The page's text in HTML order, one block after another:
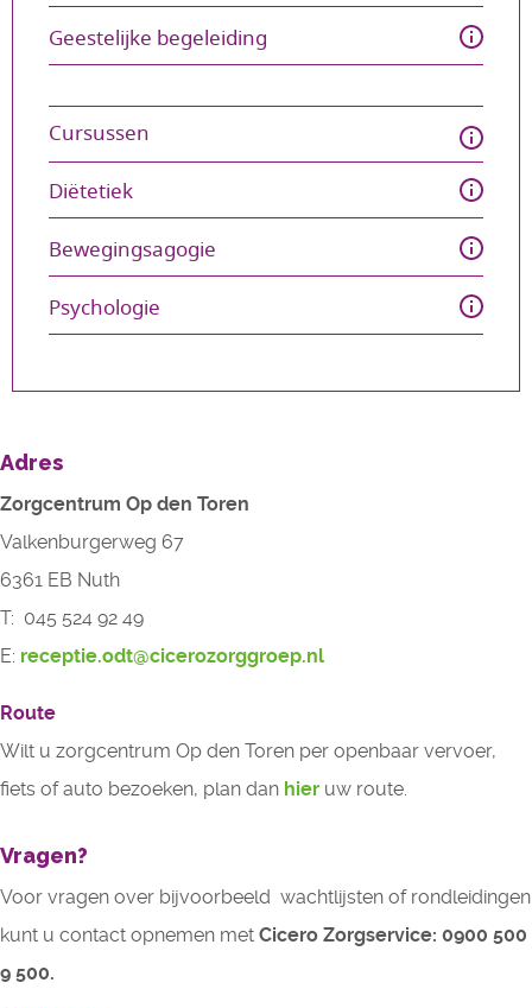
Geestelijke begeleiding
Cursussen
Diëtetiek
Bewegingsagogie
Psychologie
Adres
Zorgcentrum Op den Toren
Valkenburgerweg 67
6361 EB Nuth
T: 045 524 92 49
E: receptie.odt@cicerozorggroep.nl
Route
Wilt u zorgcentrum Op den Toren per openbaar vervoer,
fiets of auto bezoeken, plan dan hier uw route.
Vragen?
Voor vragen over bijvoorbeeld wachtlijsten of rondleidingen
kunt u contact opnemen met Cicero Zorgservice: 0900 500
9 500.